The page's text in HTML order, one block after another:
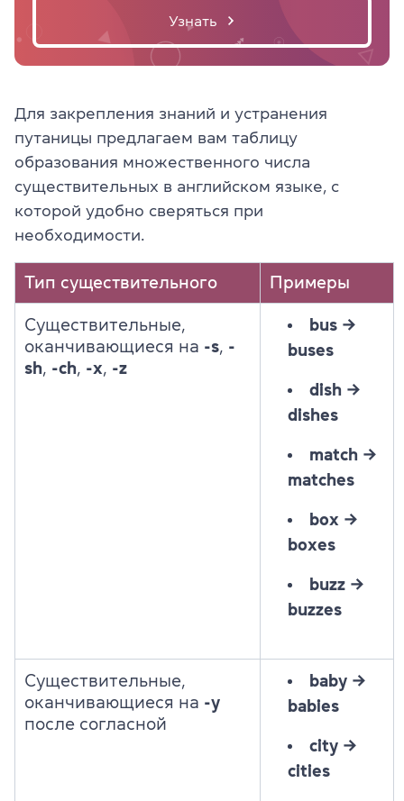
Узнать
Для закрепления знаний и устранения
путаницы предлагаем вам таблицу
образования множественного числа
существительных в английском языке, с
которой удобно сверяться при
необходимости.
Тип существительного Примеры
Существительные,
оканчивающиеся на -s, -
sh, -ch, -x, -z
bus →
buses
dish →
dishes
match →
matches
box →
boxes
buzz →
buzzes
Существительные,
оканчивающиеся на -y
после согласной
baby →
babies
city →
cities